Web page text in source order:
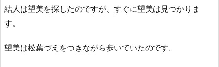
結人は望美を探したのですが、すぐに望美は見つかりま
す。
望美は松葉づえをつきながら歩いていたのです。